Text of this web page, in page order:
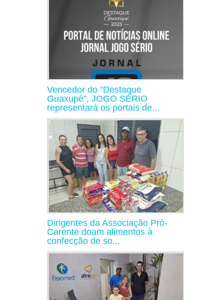
Vencedor do "Destaque
Guaxupé", JOGO SÉRIO
representará os portais de...
Dirigentes da Associação Pró-
Carente doam alimentos à
confecção de so...